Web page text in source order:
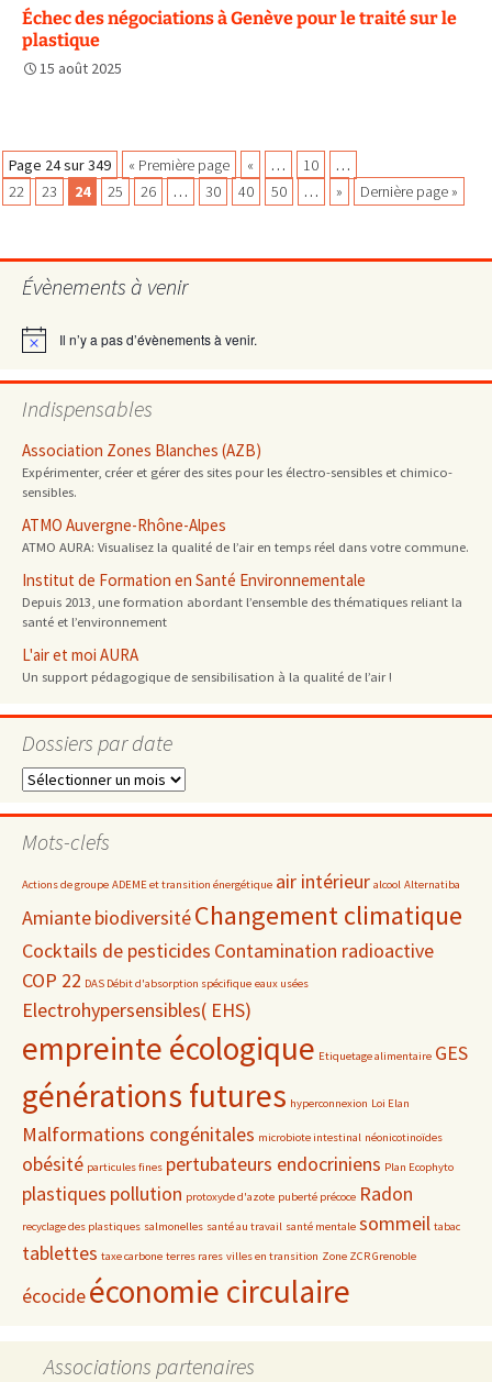
Échec des négociations à Genève pour le traité sur le
plastique
15 août 2025
Navigation
des
articles
Page 24 sur 349 « Première page « … 10
…
22
23 24 25 26 … 30 40 50 … » Dernière page »
Évènements à venir
Notice Il n’y a pas d’évènements à venir.
Indispensables
Association Zones Blanches (AZB)
Expérimenter, créer et gérer des sites pour les électro-sensibles et chimico-
sensibles.
ATMO Auvergne-Rhône-Alpes
ATMO AURA: Visualisez la qualité de l’air en temps réel dans votre commune.
Institut de Formation en Santé Environnementale
Depuis 2013, une formation abordant l’ensemble des thématiques reliant la
santé et l’environnement
L'air et moi AURA
Un support pédagogique de sensibilisation à la qualité de l’air !
Dossiers par date
Dossiers
date
Mots-clefs
Actions de groupe ADEME et transition énergétique air intérieur alcool Alternatiba
AmiantebiodiversitéChangement climatique
Cocktails de pesticides Contamination radioactive
COP 22 DAS Débit d'absorption spécifique eaux usées
Electrohypersensibles( EHS)
empreinte écologique Etiquetage alimentaire GES
générations futures hyperconnexion Loi Elan
Malformations congénitales microbiote intestinal néonicotinoïdes
obésité particules fines pertubateurs endocriniens Plan Ecophyto
plastiques pollution protoxyde d'azote puberté précoce Radon
recyclage des plastiques salmonelles santé au travail santé mentale sommeil tabac
tablettes taxe carbone terres rares villes en transition Zone ZCR Grenoble
écocideéconomie circulaire
Associations partenaires